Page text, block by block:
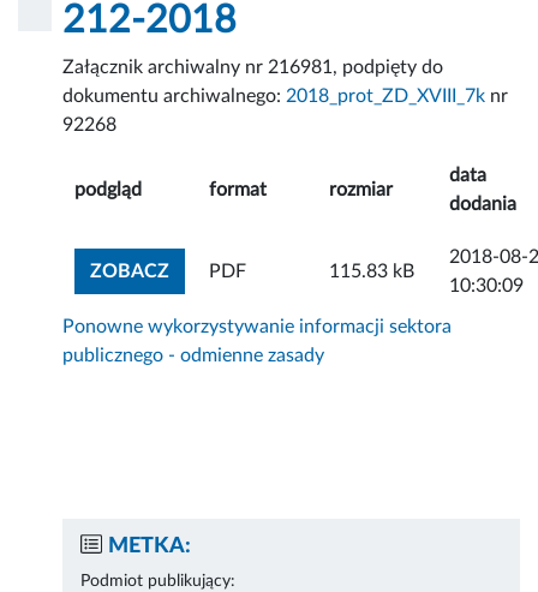
212-2018
Załącznik archiwalny nr 216981, podpięty do
dokumentu archiwalnego: 2018_prot_ZD_XVIII_7k nr
92268
podgląd format rozmiar
data
dodania
ZOBACZZOBACZ ZAŁĄCZNIK
PDF 115.83 kB
2018-08-
10:30:09
Ponowne wykorzystywanie informacji sektora
publicznego - odmienne zasady
METKA:
Podmiot publikujący: